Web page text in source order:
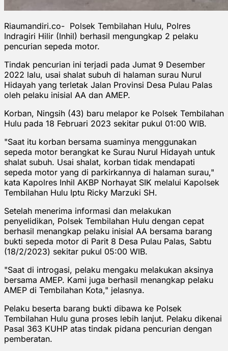
Riaumandiri.co- Polsek Tembilahan Hulu, Polres
Indragiri Hilir (Inhil) berhasil mengungkap 2 pelaku
pencurian sepeda motor.
Tindak pencurian ini terjadi pada Jumat 9 Desember
2022 lalu, usai shalat subuh di halaman surau Nurul
Hidayah yang terletak Jalan Provinsi Desa Pulau Palas
oleh pelaku inisial AA dan AMEP.
Korban, Ningsih (43) baru melapor ke Polsek Tembilahan
Hulu pada 18 Februari 2023 sekitar pukul 01:00 WIB.
"Saat itu korban bersama suaminya menggunakan
sepeda motor berangkat ke Surau Nurul Hidayah untuk
shalat subuh. Usai shalat, korban tidak mendapati
sepeda motor yang di parkirkannya di halaman surau,"
kata Kapolres Inhil AKBP Norhayat SIK melalui Kapolsek
Tembilahan Hulu Iptu Ricky Marzuki SH.
Setelah menerima informasi dan melakukan
penyelidikan, Polsek Tembilahan Hulu dengan cepat
berhasil menangkap pelaku inisial AA bersama barang
bukti sepeda motor di Parit 8 Desa Pulau Palas, Sabtu
(18/2/2023) sekitar pukul 05:00 WIB.
"Saat di introgasi, pelaku mengaku melakukan aksinya
bersama AMEP. Kami juga berhasil menangkap pelaku
AMEP di Tembilahan Kota," jelasnya.
Pelaku beserta barang bukti dibawa ke Polsek
Tembilahan Hulu guna proses lebih lanjut. Pelaku dikenai
Pasal 363 KUHP atas tindak pidana pencurian dengan
pemberatan.